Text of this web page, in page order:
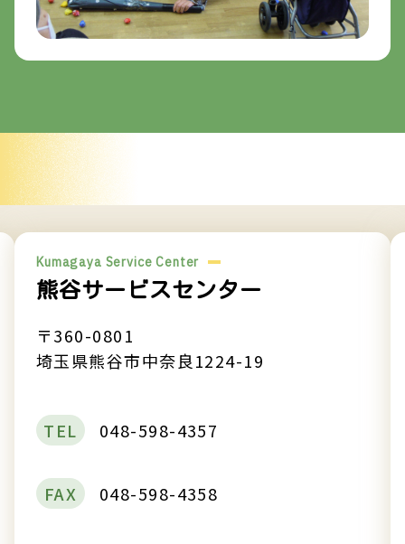
Kumagaya Service Center
熊谷サービスセンター
〒360-0801
埼玉県熊谷市中奈良1224-19
TEL 048-598-4357
FAX 048-598-4358